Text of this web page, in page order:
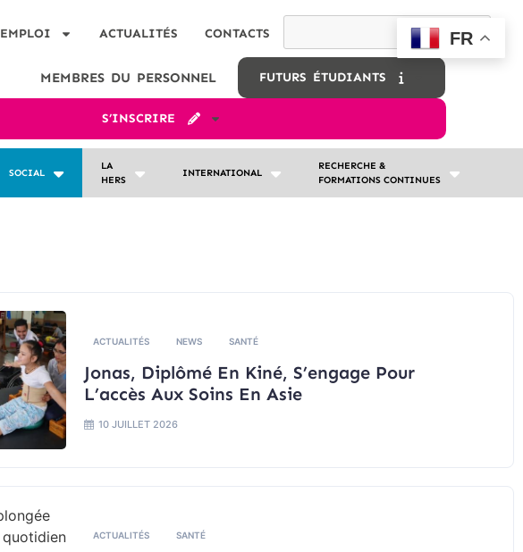
EMPLOI ACTUALITÉS CONTACTS
MEMBRES DU PERSONNEL FUTURS ÉTUDIANTS
S’INSCRIRE
SOCIAL
LA
HERS
INTERNATIONAL
RECHERCHE &
FORMATIONS CONTINUES
ACTUALITÉS NEWS SANTÉ
Jonas, Diplômé En Kiné, S’engage Pour
L’accès Aux Soins En Asie
10 JUILLET 2026
ACTUALITÉS SANTÉ
FR